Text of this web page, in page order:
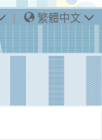
繁體中文